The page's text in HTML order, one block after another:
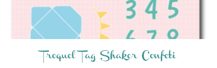
Troquel Tag Shaker Confeti